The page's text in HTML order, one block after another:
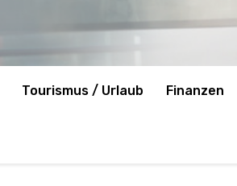
Tourismus / Urlaub Finanzen